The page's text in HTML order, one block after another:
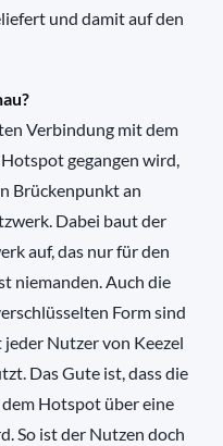
und damit auf den
Verbindung mit dem
gegangen wird,
Brückenpunkt an
Dabei baut der
auf, das nur für den
niemanden. Auch die
Form sind
Nutzer von Keezel
Das Gute ist, dass die
Hotspot über eine
So ist der Nutzen doch